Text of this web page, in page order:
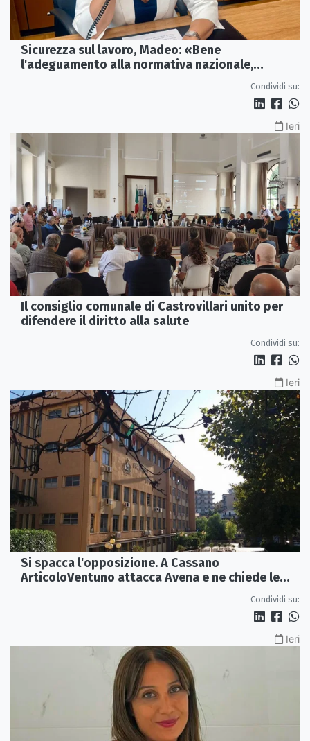
Sicurezza sul lavoro, Madeo: «Bene
l'adeguamento alla normativa nazionale,
Condividi su:
Ieri
Il consiglio comunale di Castrovillari unito per
difendere il diritto alla salute
Condividi su:
Ieri
Si spacca l'opposizione. A Cassano
ArticoloVentuno attacca Avena e ne chiede le
Condividi su:
Ieri